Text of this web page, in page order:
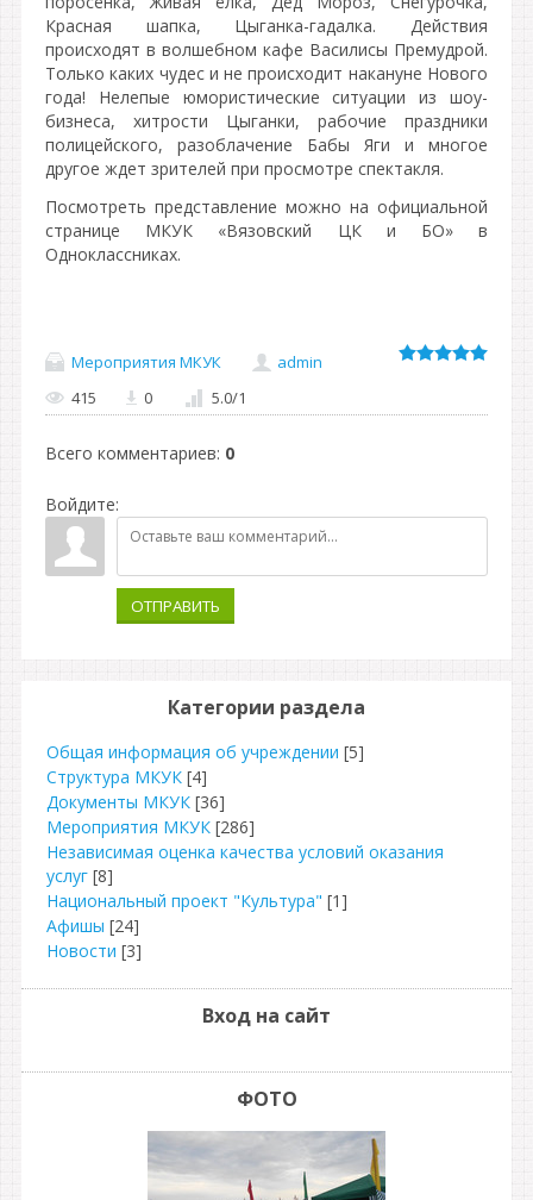
Красная шапка, Цыганка-гадалка. Действия
происходят в волшебном кафе Василисы Премудрой.
Только каких чудес и не происходит накануне Нового
года! Нелепые юмористические ситуации из шоу-
бизнеса, хитрости Цыганки, рабочие праздники
полицейского, разоблачение Бабы Яги и многое
другое ждет зрителей при просмотре спектакля.
Посмотреть представление можно на официальной
странице МКУК «Вязовский ЦК и БО» в
Одноклассниках.
Мероприятия МКУК
admin
415
0 5.0/1
Всего комментариев: 0
Войдите:
ОТПРАВИТЬ
Категории раздела
Общая информация об учреждении [5]
Структура МКУК [4]
Документы МКУК [36]
Мероприятия МКУК [286]
Независимая оценка качества условий оказания
услуг [8]
Национальный проект "Культура" [1]
Афишы [24]
Новости [3]
Вход на сайт
ФОТО